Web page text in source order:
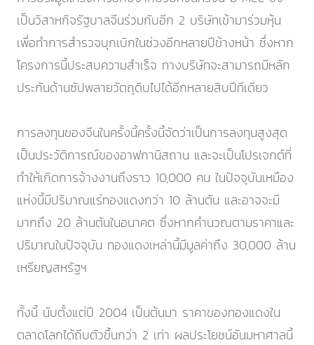
เป็นวิสาหกิจรัฐบาลจีนร่วมกับอีก 2 บริษัทเข้ามาร่วมหุ้น
เพื่อทำการสำรวจบุกเบิกในช่วงอีกหลายปีข้างหน้า ซึ่งหาก
โครงการนี้ประสบความสำเร็จ ทางบริษัทจะสามารถมีหลัก
ประกันด้านซัปพลายวัตถุดิบไปได้อีกหลายสิบปีทีเดียว
การลงทุนของจีนในครั้งนี้ครั้งนี้จัดว่าเป็นการลงทุนสูงสุด
เป็นประวัติการณ์ของอาฟกานิสถาน และจะเป็นโปรเจกต์ที่
ทำให้เกิดการจ้างงานถึงราว 10,000 คน ในปัจจุบันเหมือง
แห่งนี้มีปริมาณแร่ทองแดงกว่า 10 ล้านตัน และอาจจะมี
มากถึง 20 ล้านตันในอนาคต ซึ่งหากคำนวณตามราคาและ
ปริมาณในปัจจุบัน ทองแดงเหล่านี้มีมูลค่าถึง 30,000 ล้าน
เหรียญสหรัฐฯ
ทั้งนี้ นับตั้งแต่ปี 2004 เป็นต้นมา ราคาของทองแดงใน
ตลาดโลกได้ถีบตัวขึ้นกว่า 2 เท่า ผลประโยชน์อันมหาศาลนี้